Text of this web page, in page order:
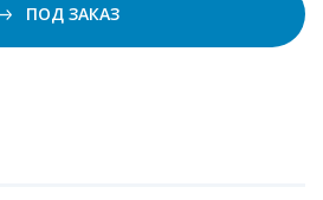
ПОД ЗАКАЗ